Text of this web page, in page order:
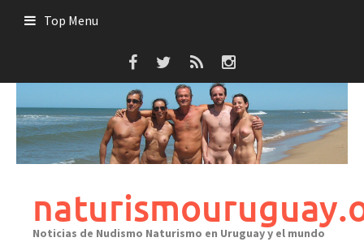
Top Menu
Noticias de Nudismo Naturismo en Uruguay y el mundo